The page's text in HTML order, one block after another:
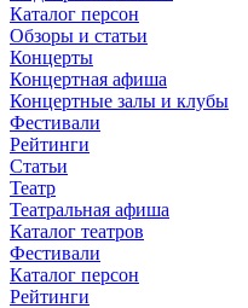
Каталог персон
Обзоры и статьи
Концерты
Концертная афиша
Концертные залы и клубы
Фестивали
Рейтинги
Статьи
Театр
Театральная афиша
Каталог театров
Фестивали
Каталог персон
Рейтинги